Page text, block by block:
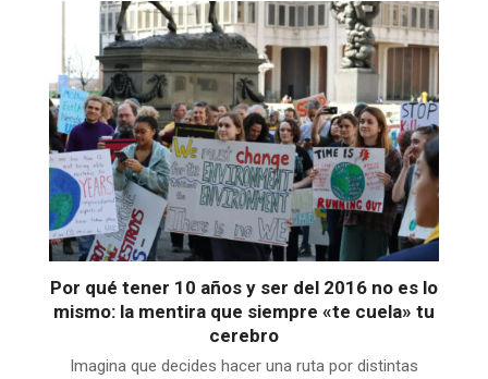
Por qué tener 10 años y ser del 2016 no es lo
mismo: la mentira que siempre «te cuela» tu
cerebro
Imagina que decides hacer una ruta por distintas